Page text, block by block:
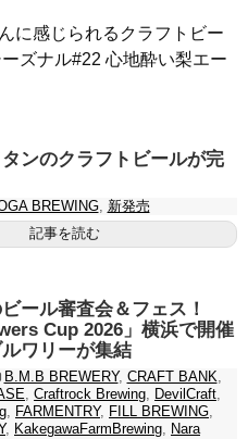
に感じられるクラフトビー
ズナル#22 心地酔い梨エー
ンのクラフトビールが完
BREWING, 新発売
記事を読む
ール審査会＆フェス！
Cup 2026」横浜で開催
ルワリーが集結
B.M.B BREWERY, CRAFT BANK,
, Craftrock Brewing, DevilCraft,
, FARMENTRY, FILL BREWING,
, KakegawaFarmBrewing, Nara